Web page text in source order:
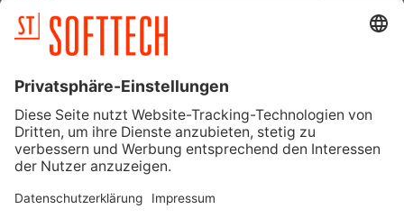
Datenschutz
Mitgliedschaften, Zertifizierungen & Schnittstellen